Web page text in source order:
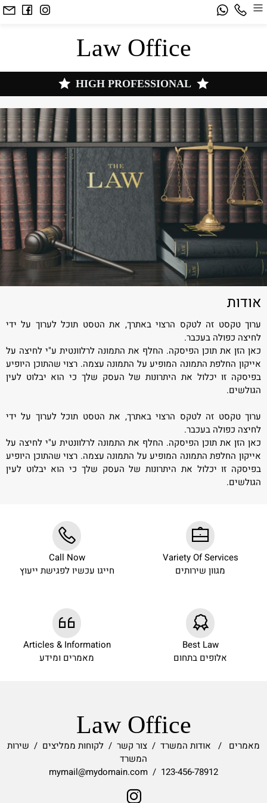
Law Office
HIGH PROFESSIONAL
אודות
ערוך טקסט זה לטקס הרצוי באתרך, את הטסט תוכל לערוך על ידי
לחיצה כפולה בעכבר.
כאן הזן את תוכן הפיסקה. החלף את התמונה לרלוונטית ע"י לחיצה על
אייקון החלפת התמונה המופיע על התמונה עצמה. רצוי שהתוכן היופיע
בפיסקה זו יכלול את היתרונות של העסק שלך כי הוא יבלוט לעין
הגולשים.
ערוך טקסט זה לטקס הרצוי באתרך, את הטסט תוכל לערוך על ידי
לחיצה כפולה בעכבר.
כאן הזן את תוכן הפיסקה. החלף את התמונה לרלוונטית ע"י לחיצה על
אייקון החלפת התמונה המופיע על התמונה עצמה. רצוי שהתוכן היופיע
בפיסקה זו יכלול את היתרונות של העסק שלך כי הוא יבלוט לעין
הגולשים.
Variety Of Services
מגוון שירותים
Call Now
חייגו עכשיו לפגישת ייעוץ
Best Law
אלופים בתחום
Articles & Information
מאמרים ומידע
Law Office
מאמרים / אודות המשרד / צור קשר / לקוחות ממליצים / שירות
המשרד
123-456-78912 / mymail@mydomain.com